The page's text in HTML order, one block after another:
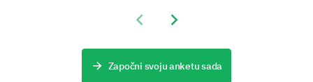
Previous slide
Next slide
Započni svoju anketu sada